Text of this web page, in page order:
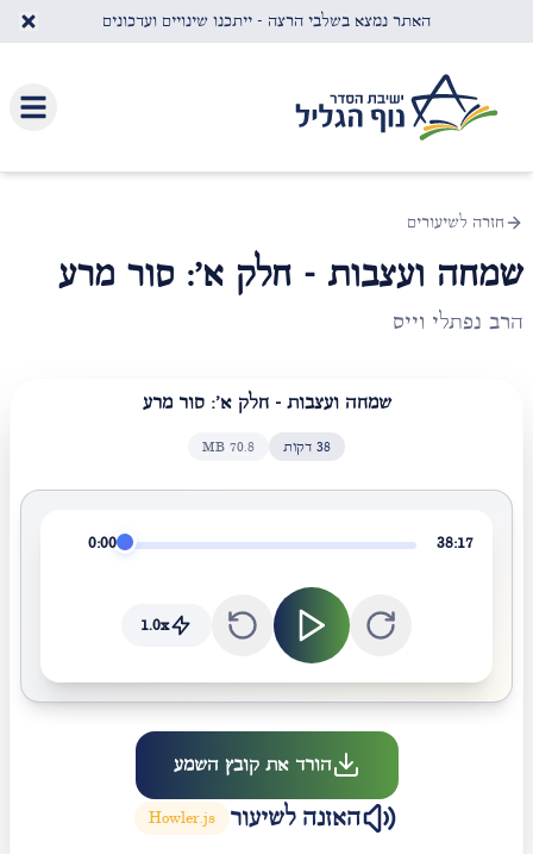
דלג לתוכן העיקריהאתר נמצא בשלבי הרצה - ייתכנו שינויים ועדכונים
חזרה לשיעורים
שמחה ועצבות - חלק א': סור מרע
הרב נפתלי וייס
שמחה ועצבות - חלק א': סור מרע
38 דקות 70.8
38:17
0:00
1.0x
הורד את קובץ השמע
האזנה לשיעור Howler.js